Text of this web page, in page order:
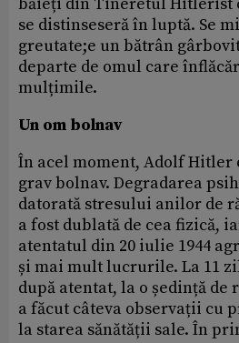
se distinseseră în luptă. Se
greutate;e un bătrân
departe de omul care
mulțimile.
Un om bolnav
În acel moment, Adolf Hitler
grav bolnav. Degradarea
datorată stresului anilor de
a fost dublată de cea fizică,
atentatul din 20 iulie 1944
și mai mult lucrurile. La 11
după atentat, la o ședință de
a făcut câteva observații cu
la starea sănătății sale. În